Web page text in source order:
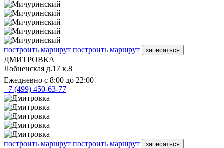
построить маршрут построить маршрут записаться
ДМИТРОВКА
Лобненская д.17 к.8
Ежедневно с 8:00 до 22:00
+7 (499) 450-63-77
построить маршрут построить маршрут записаться